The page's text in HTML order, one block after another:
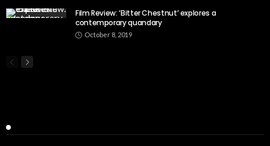
Film Review: ‘Bitter Chestnut’ explores a
contemporary quandary
October 8, 2019